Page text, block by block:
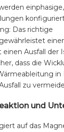
Das richtige
Ausfall der
dass die
in
zu
und
auf das